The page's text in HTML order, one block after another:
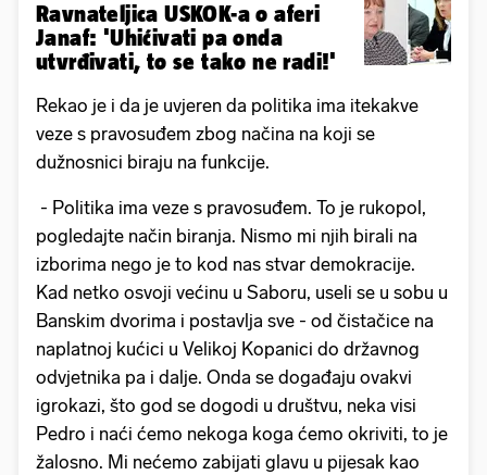
Ravnateljica USKOK-a o aferi
Janaf: 'Uhićivati pa onda
utvrđivati, to se tako ne radi!'
Rekao je i da je uvjeren da politika ima itekakve
veze s pravosuđem zbog načina na koji se
dužnosnici biraju na funkcije.
- Politika ima veze s pravosuđem. To je rukopol,
pogledajte način biranja. Nismo mi njih birali na
izborima nego je to kod nas stvar demokracije.
Kad netko osvoji većinu u Saboru, useli se u sobu u
Banskim dvorima i postavlja sve - od čistačice na
naplatnoj kućici u Velikoj Kopanici do državnog
odvjetnika pa i dalje. Onda se događaju ovakvi
igrokazi, što god se dogodi u društvu, neka visi
Pedro i naći ćemo nekoga koga ćemo okriviti, to je
žalosno. Mi nećemo zabijati glavu u pijesak kao